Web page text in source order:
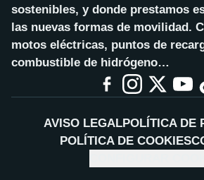
sostenibles, y donde prestamos
las nuevas formas de movilidad.
motos eléctricas, puntos de
combustible de hidrógeno…
AVISO LEGALPOLÍTICA DE
POLÍTICA DE COOKIES